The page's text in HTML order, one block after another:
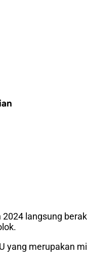
langsung
yang merupakan